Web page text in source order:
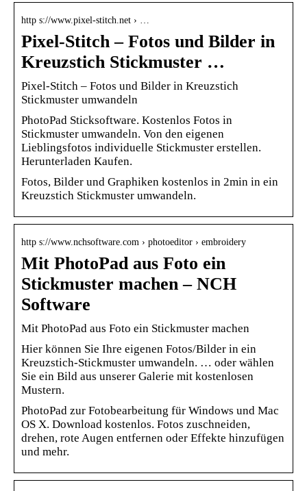
http s://www.pixel-stitch.net › …
Pixel-Stitch – Fotos und Bilder in
Kreuzstich Stickmuster …
Pixel-Stitch – Fotos und Bilder in Kreuzstich
Stickmuster umwandeln
PhotoPad Sticksoftware. Kostenlos Fotos in
Stickmuster umwandeln. Von den eigenen
Lieblingsfotos individuelle Stickmuster erstellen.
Herunterladen Kaufen.
Fotos, Bilder und Graphiken kostenlos in 2min in ein
Kreuzstich Stickmuster umwandeln.
http s://www.nchsoftware.com › photoeditor › embroidery
Mit PhotoPad aus Foto ein
Stickmuster machen – NCH
Software
Mit PhotoPad aus Foto ein Stickmuster machen
Hier können Sie Ihre eigenen Fotos/Bilder in ein
Kreuzstich-Stickmuster umwandeln. … oder wählen
Sie ein Bild aus unserer Galerie mit kostenlosen
Mustern.
PhotoPad zur Fotobearbeitung für Windows und Mac
OS X. Download kostenlos. Fotos zuschneiden,
drehen, rote Augen entfernen oder Effekte hinzufügen
und mehr.